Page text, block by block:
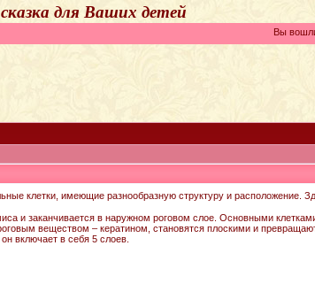
для Ваших детей
Вы
клетки, имеющие разнообразную структуру и расположение.
и заканчивается в наружном роговом слое. Основными
веществом – кератином, становятся плоскими и
включает в себя 5 слоев.